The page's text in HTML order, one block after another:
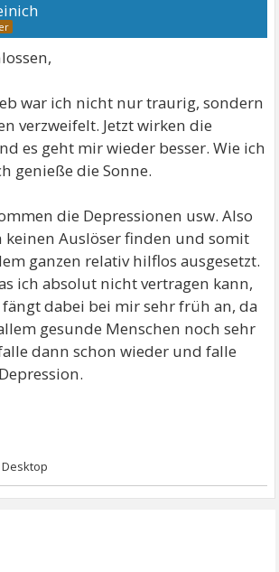
war ich nicht nur traurig, sondern
verzweifelt. Jetzt wirken die
es geht mir wieder besser. Wie ich
genieße die Sonne.
die Depressionen usw. Also
keinen Auslöser finden und somit
ganzen relativ hilflos ausgesetzt.
ich absolut nicht vertragen kann,
fängt dabei bei mir sehr früh an, da
gesunde Menschen noch sehr
dann schon wieder und falle